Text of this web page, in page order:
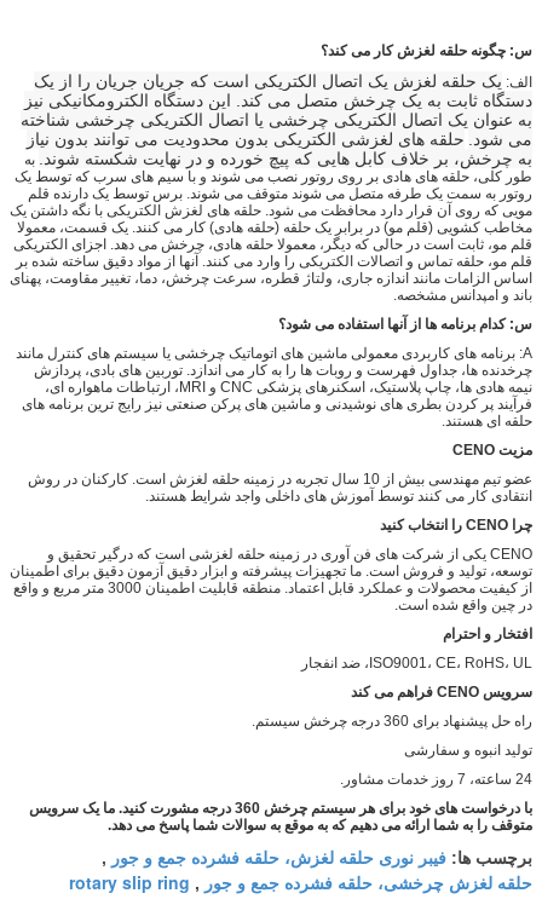
س: چگونه حلقه لغزش کار می کند؟
الف: یک حلقه لغزش یک اتصال الکتریکی است که جریان جریان را از یک
دستگاه ثابت به یک چرخش متصل می کند. این دستگاه الکترومکانیکی نیز
به عنوان یک اتصال الکتریکی چرخشی یا اتصال الکتریکی چرخشی شناخته
می شود.
حلقه های لغزشی الکتریکی بدون محدودیت می توانند بدون نیاز
به چرخش، بر خلاف کابل هایی که پیچ خورده و در نهایت شکسته شوند.
به
طور کلی، حلقه های هادی بر روی روتور نصب می شوند و با سیم های سرب که توسط یک
روتور به سمت یک طرفه متصل می شوند متوقف می شوند. برس توسط یک دارنده قلم
مویی که روی آن قرار دارد محافظت می شود. حلقه های لغزش الکتریکی با نگه داشتن یک
مخاطب کشویی (قلم مو) در برابر یک حلقه (حلقه هادی) کار می کنند. یک قسمت، معمولا
قلم مو، ثابت است در حالی که دیگر، معمولا حلقه هادی، چرخش می دهد. اجزای الکتریکی
قلم مو، حلقه تماس و اتصالات الکتریکی را وارد می کنند. آنها از مواد دقیق ساخته شده بر
اساس الزامات مانند اندازه جاری، ولتاژ قطره، سرعت چرخش، دما، تغییر مقاومت، پهنای
باند و امپدانس مشخصه.
س: کدام برنامه ها از آنها استفاده می شود؟
A: برنامه های کاربردی معمولی ماشین های اتوماتیک چرخشی یا سیستم های کنترل مانند
چرخدنده ها، جداول فهرست و روبات ها را به کار می اندازد. توربین های بادی، پردازش
نیمه هادی ها، چاپ پلاستیک، اسکنرهای پزشکی CNC و MRI، ارتباطات ماهواره ای،
فرآیند پر کردن بطری های نوشیدنی و ماشین های پرکن صنعتی نیز رایج ترین برنامه های
حلقه ای هستند.
مزیت CENO
عضو تیم مهندسی بیش از 10 سال تجربه در زمینه حلقه لغزش است. کارکنان در روش
انتقادی کار می کنند توسط آموزش های داخلی واجد شرایط هستند.
چرا CENO را انتخاب کنید
CENO یکی از شرکت های فن آوری در زمینه حلقه لغزشی است که درگیر تحقیق و
توسعه، تولید و فروش است. ما تجهیزات پیشرفته و ابزار دقیق آزمون دقیق برای اطمینان
از کیفیت محصولات و عملکرد قابل اعتماد. منطقه قابلیت اطمینان 3000 متر مربع و واقع
در چین واقع شده است.
افتخار و احترام
ISO9001، CE، RoHS، UL، ضد انفجار
سرویس CENO فراهم می کند
راه حل پیشنهاد برای 360 درجه چرخش سیستم.
تولید انبوه و سفارشی
24 ساعته، 7 روز خدمات مشاور.
با درخواست های خود برای هر سیستم چرخش 360 درجه مشورت کنید. ما یک سرویس
متوقف را به شما ارائه می دهیم که به موقع به سوالات شما پاسخ می دهد.
برچسب ها: فیبر نوری حلقه لغزش، حلقه فشرده جمع و جور ,
حلقه لغزش چرخشی، حلقه فشرده جمع و جور ,
rotary slip ring